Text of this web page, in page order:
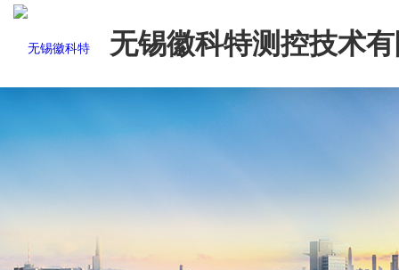
无锡徽科特测控技术